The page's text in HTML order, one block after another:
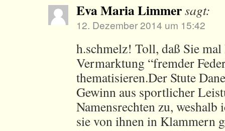
Eva Maria Limmersagt:
12. Dezember 2014 um 15:42
h.schmelz! Toll, daß Sie
Vermarktung “fremder
thematisieren.Der Stute
Gewinn aus sportlicher
Namensrechten zu, weshalb
sie von ihnen in Klammern